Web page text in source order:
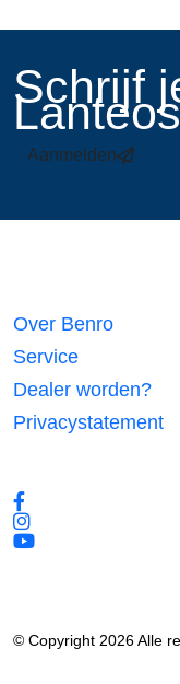
​Schrijf
Aanmelden
Over Benro
Service
Dealer worden?
Privacystatement
© Copyright 2026 Alle